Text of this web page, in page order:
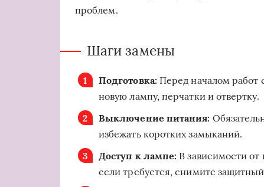
проблем.
Шаги замены
Подготовка: Перед началом работ
новую лампу, перчатки и отвертку.
Выключение питания:
избежать коротких замыканий.
Доступ к лампе: В зависимости от
если требуется, снимите